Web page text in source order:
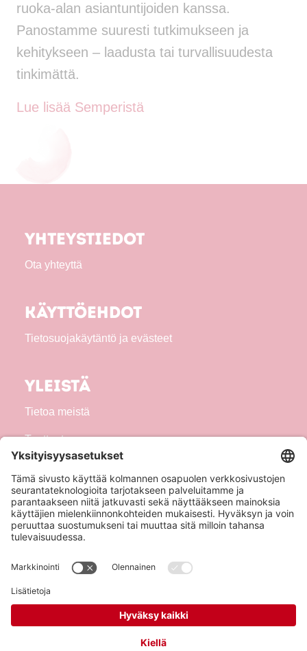
ruoka-alan asiantuntijoiden kanssa.
Panostamme suuresti tutkimukseen ja
kehitykseen – laadusta tai turvallisuudesta
tinkimättä.
Lue lisää Semperistä
Yhteystiedot
Ota yhteyttä
Käyttöehdot
Tietosuojakäytäntö ja evästeet
Yleistä
Tietoa meistä
Tuotteet
Seuraa meitä!
Hero Global
Copyright © Hero 2026